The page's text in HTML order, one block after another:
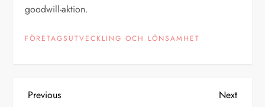
goodwill-aktion.
FÖRETAGSUTVECKLING OCH LÖNSAMHET
P
Previous
Previous
Next
Next